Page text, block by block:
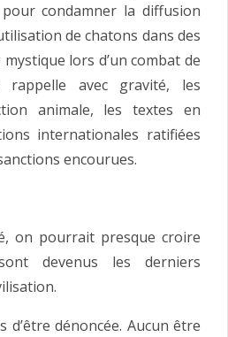
condamner la diffusion
de chatons dans des
lors d’un combat de
rappelle avec gravité, les
animale, les textes en
internationales ratifiées
encourues.
on pourrait presque croire
devenus les derniers
d’être dénoncée. Aucun être